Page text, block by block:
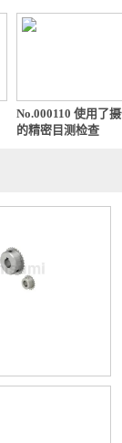
No.000110 使用了
的精密目测检查